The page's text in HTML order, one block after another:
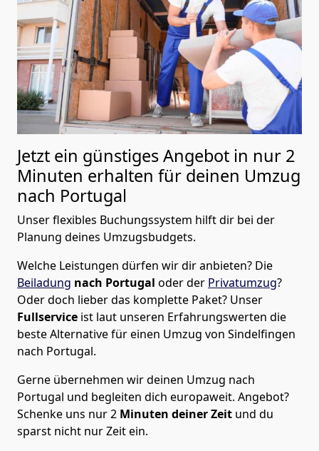
Jetzt ein günstiges Angebot in nur 2
Minuten erhalten für deinen Umzug
nach Portugal
Unser flexibles Buchungssystem hilft dir bei der
Planung deines Umzugsbudgets.
Welche Leistungen dürfen wir dir anbieten? Die
Beiladung nach Portugal oder der Privatumzug?
Oder doch lieber das komplette Paket? Unser
Fullservice ist laut unseren Erfahrungswerten die
beste Alternative für einen Umzug von Sindelfingen
nach Portugal.
Gerne übernehmen wir deinen Umzug nach
Portugal und begleiten dich europaweit. Angebot?
Schenke uns nur2 Minuten deiner Zeit und du
sparst nicht nur Zeit ein.